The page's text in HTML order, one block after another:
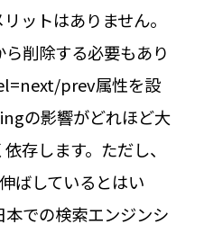
ットはありません。
削除する必要もあり
prev属性を設
の影響がどれほど大
存します。ただし、
ばしているとはい
での検索エンジンシ